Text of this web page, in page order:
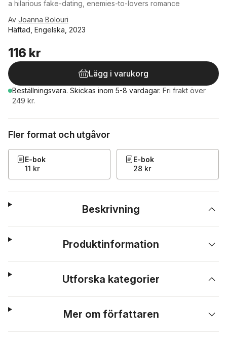
a hilarious fake-dating, enemies-to-lovers romance
Av Joanna Bolouri
Häftad, Engelska, 2023
116 kr
Lägg i varukorg
Beställningsvara. Skickas inom 5-8 vardagar. Fri frakt över
249 kr.
Fler format och utgåvor
E-bok
11 kr
E-bok
28 kr
Beskrivning
Produktinformation
Utforska kategorier
Mer om författaren